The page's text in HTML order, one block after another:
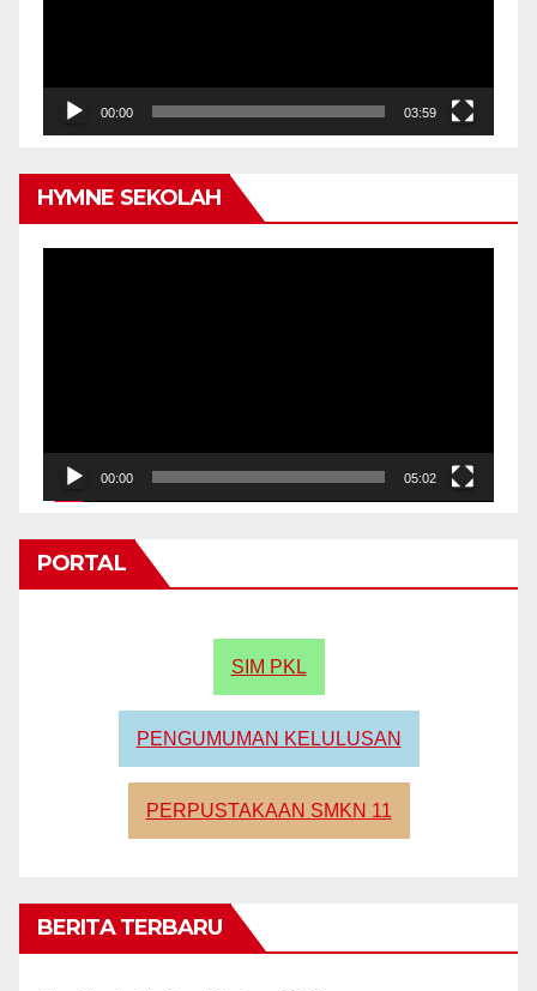
00:00 03:59
HYMNE SEKOLAH
00:00 05:02
PORTAL
SIM PKL
PENGUMUMAN KELULUSAN
PERPUSTAKAAN SMKN 11
BERITA TERBARU